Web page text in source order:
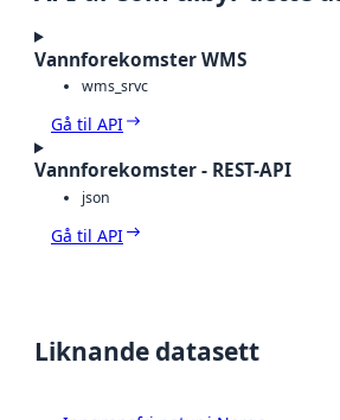
Vannforekomster WMS
wms_srvc
Gå til API
Vannforekomster - REST-API
json
Gå til API
Liknande datasett